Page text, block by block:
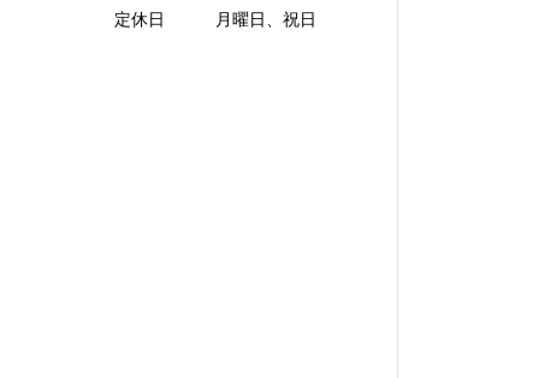
定休日 月曜日、祝日